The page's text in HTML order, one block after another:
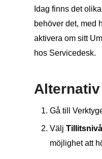
Idag finns det
behöver det, med
aktivera om sitt
hos Servicedesk.
Gå till
Välj Tillitsnivå
möjlighet att